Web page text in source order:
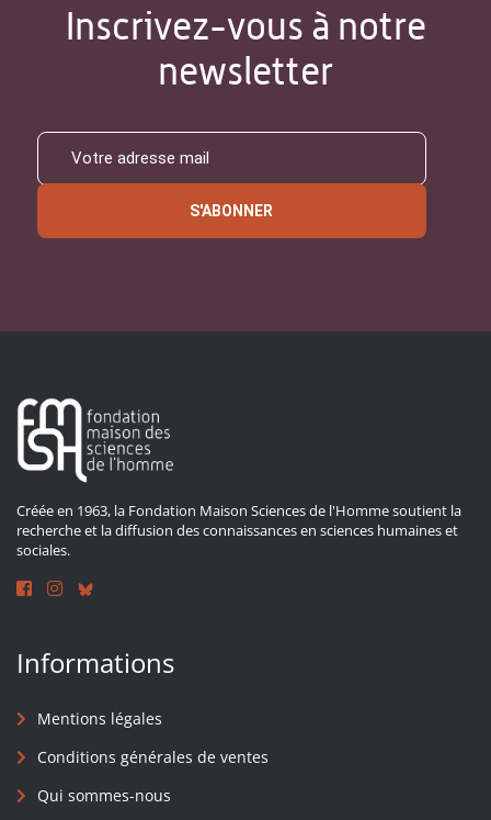
Inscrivez-vous à notre
newsletter
S'ABONNER
Créée en 1963, la Fondation Maison Sciences de l'Homme soutient la
recherche et la diffusion des connaissances en sciences humaines et
sociales.
Informations
Mentions légales
Conditions générales de ventes
Qui sommes-nous